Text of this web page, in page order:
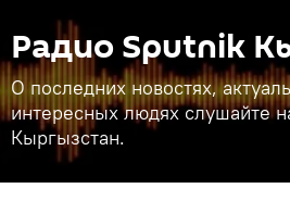
Радио Sputnik
О последних новостях,
интересных людях слушайте
Кыргызстан.